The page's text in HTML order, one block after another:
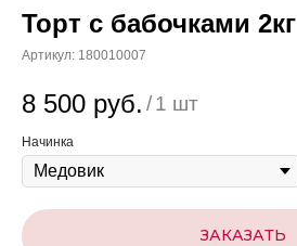
Торт с бабочками 2кг
Артикул: 180010007
8 500 руб. /1 шт
Начинка
ЗАКАЗАТЬ